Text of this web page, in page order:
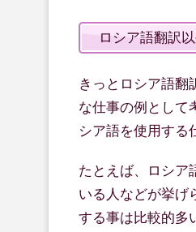
ロシア語翻訳
きっとロシア語翻
な仕事の例として
シア語を使用する
たとえば、ロシア
いる人などが挙げ
する事は比較的多